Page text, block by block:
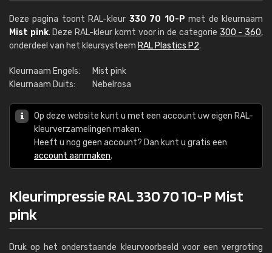
Deze pagina toont RAL-kleur 330 70 10-P met de kleurnaam
Mist pink. Deze RAL-kleur komt voor in de categorie 300 - 360,
onderdeel van het kleursysteem RAL Plastics P2.
Kleurnaam Engels:
Mist pink
Kleurnaam Duits:
Nebelrosa
Op deze website kunt u met een account uw eigen RAL-
kleurverzamelingen maken.
Heeft u nog geen account? Dan kunt u gratis een
account aanmaken.
Kleurimpressie RAL 330 70 10-P Mist
pink
Druk op het onderstaande kleurvoorbeeld voor een vergroting